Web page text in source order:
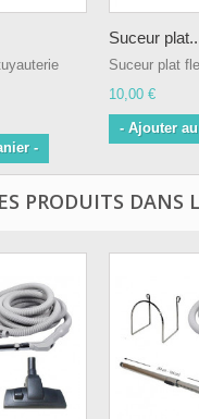
-
Suceur
Suceur plat
10,00 €
- Ajouter
PRODUITS DANS